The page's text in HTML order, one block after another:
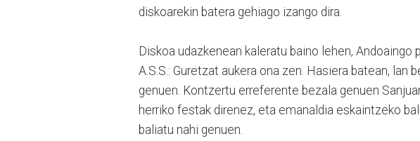
diskoarekin batera gehiago izango dira.
Diskoa udazkenean kaleratu baino lehen, Andoaingo
A.S.S.: Guretzat aukera ona zen. Hasiera batean, lan
genuen. Kontzertu erreferente bezala genuen
herriko festak direnez, eta emanaldia eskaintzeko
baliatu nahi genuen.